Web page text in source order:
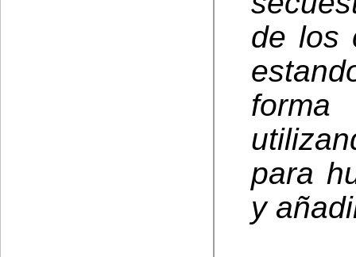
de los
para
y